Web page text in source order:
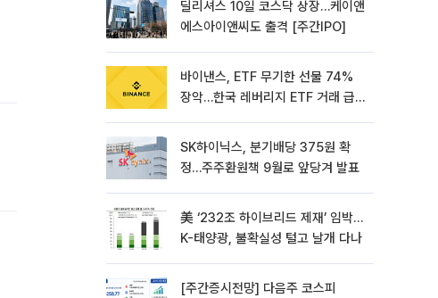
딜리셔스 10일 코스닥 상장…케이앤
에스아이앤씨도 출격 [주간IPO]
바이낸스, ETF 무기한 선물 74%
장악…한국 레버리지 ETF 거래 급
SK하이닉스, 분기배당 375원 확
정…주주환원책 9월로 앞당겨 발표
美 ‘232조 하이브리드 제재’ 임박…
K-태양광, 불확실성 털고 날개 다나
[주간증시전망] 다음주 코스피